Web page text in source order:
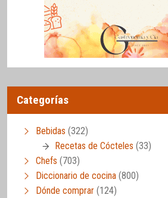
Categorías
Bebidas (322)
Recetas de Cócteles (33)
Chefs (703)
Diccionario de cocina (800)
Dónde comprar (124)